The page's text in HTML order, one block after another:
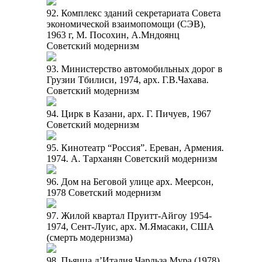
92. Комплекс зданий секретариата Совета
экономической взаимопомощи (СЭВ),
1963 г, М. Посохин, А.Мндоянц
Советский модернизм
93. Министерство автомобильных дорог в
Грузии Тбилиси, 1974, арх. Г.В.Чахава.
Советский модернизм
94. Цирк в Казани, арх. Г. Пичуев, 1967
Советский модернизм
95. Кинотеатр “Россия”. Ереван, Армения.
1974. А. Тарханян Советский модернизм
96. Дом на Беговой улице арх. Меерсон,
1978 Советский модернизм
97. Жилой квартал Пруитт-Айгоу 1954-
1974, Сент-Луис, арх. М.Ямасаки, США
(смерть модернизма)